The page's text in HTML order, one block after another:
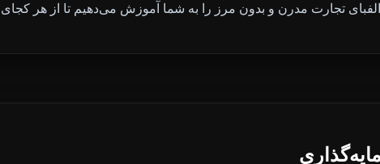
الفبای تجارت مدرن و بدون مرز را به شما آموزش می‌دهیم تا از هر